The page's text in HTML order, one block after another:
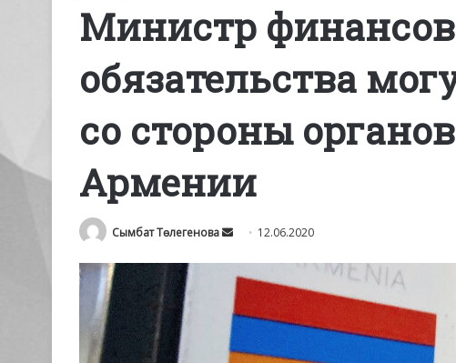
Министр
обязательства
со стороны
Армении
Сымбат Төлегенова
Send
email
12.06.2020